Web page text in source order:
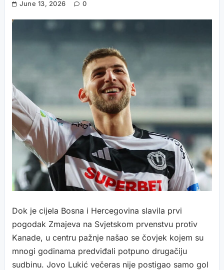
June 13, 2026 0
Dok je cijela Bosna i Hercegovina slavila prvi
pogodak Zmajeva na Svjetskom prvenstvu protiv
Kanade, u centru pažnje našao se čovjek kojem su
mnogi godinama predviđali potpuno drugačiju
sudbinu. Jovo Lukić večeras nije postigao samo gol